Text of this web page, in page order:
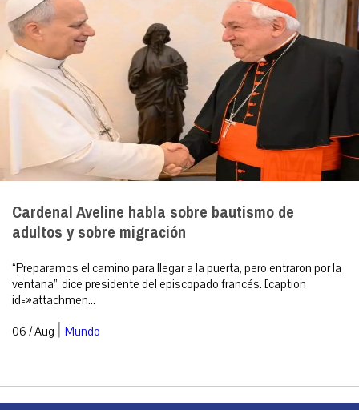
Cardenal Aveline habla sobre bautismo de
adultos y sobre migración
“Preparamos el camino para llegar a la puerta, pero entraron por la
ventana”, dice presidente del episcopado francés. [caption
id=»attachmen...
06 / Aug | Mundo